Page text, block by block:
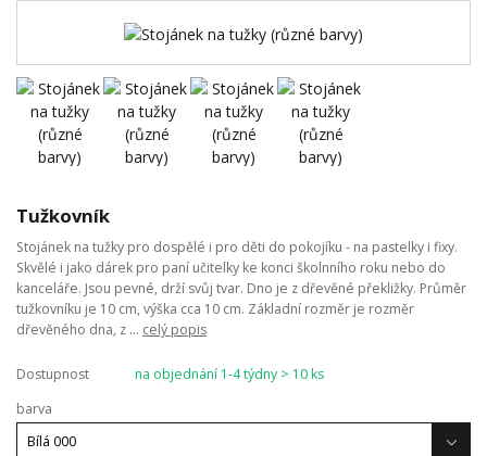
Tužkovník
Stojánek na tužky pro dospělé i pro děti do pokojíku - na pastelky i fixy.
Skvělé i jako dárek pro paní učitelky ke konci školnního roku nebo do
kanceláře. Jsou pevné, drží svůj tvar. Dno je z dřevěné překližky. Průměr
tužkovníku je 10 cm, výška cca 10 cm. Základní rozměr je rozměr
dřevěného dna, z ... celý popis
Dostupnost
na objednání 1-4 týdny > 10 ks
barva